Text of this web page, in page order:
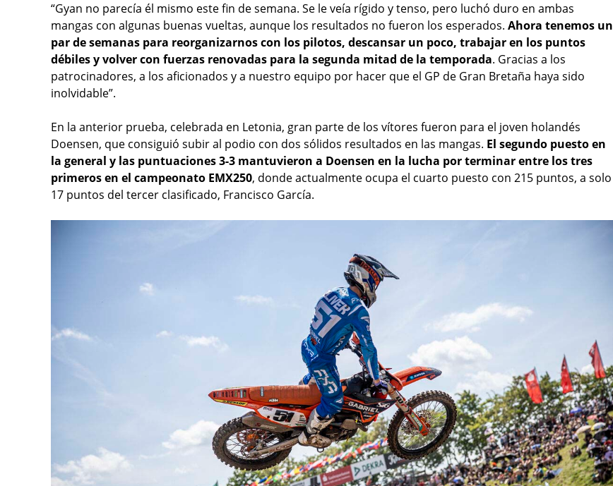
“Gyan no parecía él mismo este fin de semana. Se le veía rígido y tenso, pero luchó duro en ambas
mangas con algunas buenas vueltas, aunque los resultados no fueron los esperados. Ahora tenemos un
par de semanas para reorganizarnos con los pilotos, descansar un poco, trabajar en los puntos
débiles y volver con fuerzas renovadas para la segunda mitad de la temporada. Gracias a los
patrocinadores, a los aficionados y a nuestro equipo por hacer que el GP de Gran Bretaña haya sido
inolvidable”.
En la anterior prueba, celebrada en Letonia, gran parte de los vítores fueron para el joven holandés
Doensen, que consiguió subir al podio con dos sólidos resultados en las mangas. El segundo puesto en
la general y las puntuaciones 3-3 mantuvieron a Doensen en la lucha por terminar entre los tres
primeros en el campeonato EMX250, donde actualmente ocupa el cuarto puesto con 215 puntos, a solo
17 puntos del tercer clasificado, Francisco García.